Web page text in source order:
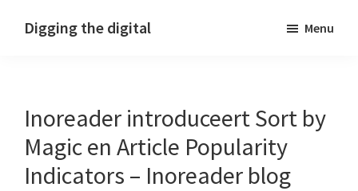
Digging the digital Menu
Inoreader introduceert Sort by
Magic en Article Popularity
Indicators – Inoreader blog